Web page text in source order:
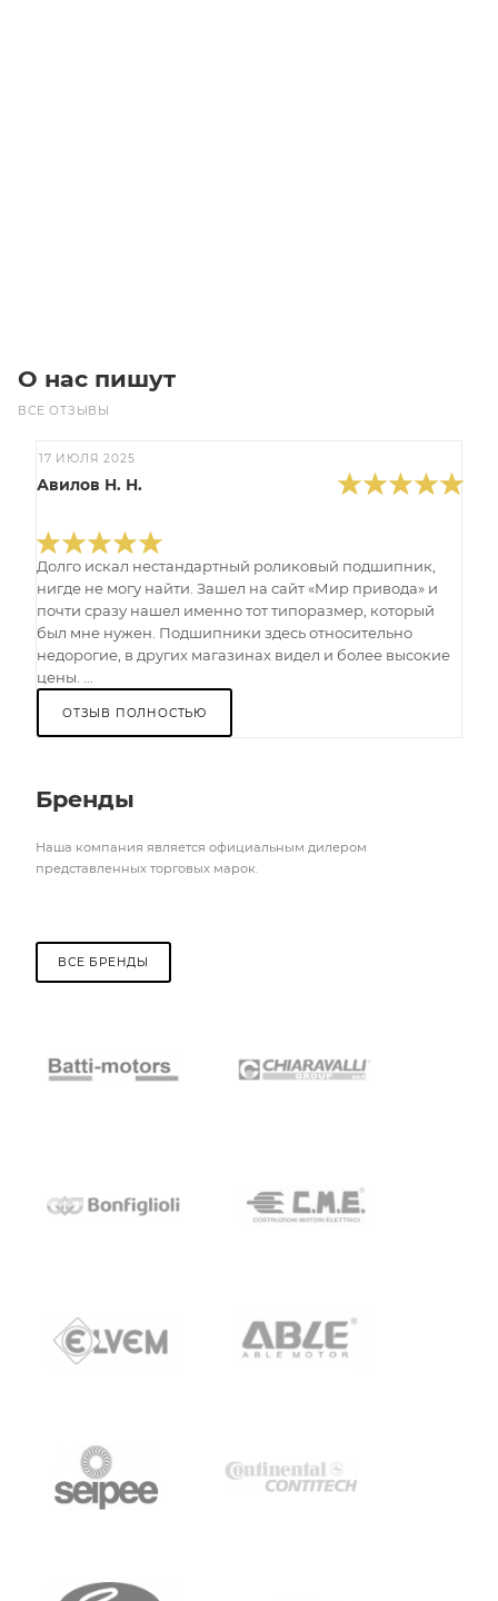
О нас пишут
ВСЕ ОТЗЫВЫ
17 ИЮЛЯ 2025
Авилов Н. Н.
Долго искал нестандартный роликовый подшипник,
нигде не могу найти. Зашел на сайт «Мир привода» и
почти сразу нашел именно тот типоразмер, который
был мне нужен. Подшипники здесь относительно
недорогие, в других магазинах видел и более высокие
цены. ...
ОТЗЫВ ПОЛНОСТЬЮ
Бренды
Наша компания является официальным дилером
представленных торговых марок.
ВСЕ БРЕНДЫ